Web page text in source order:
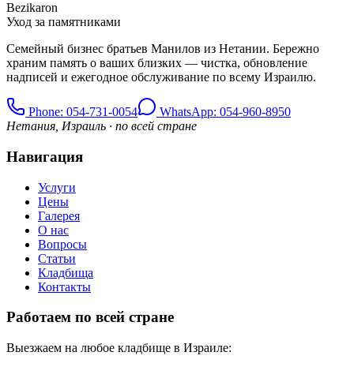
Bezikaron
Уход за памятниками
Семейный бизнес братьев Манилов из Нетании. Бережно
храним память о ваших близких — чистка, обновление
надписей и ежегодное обслуживание по всему Израилю.
Phone: 054-731-0054
WhatsApp: 054-960-8950
Нетания, Израиль · по всей стране
Навигация
Услуги
Цены
Галерея
О нас
Вопросы
Статьи
Кладбища
Контакты
Работаем по всей стране
Выезжаем на любое кладбище в Израиле: